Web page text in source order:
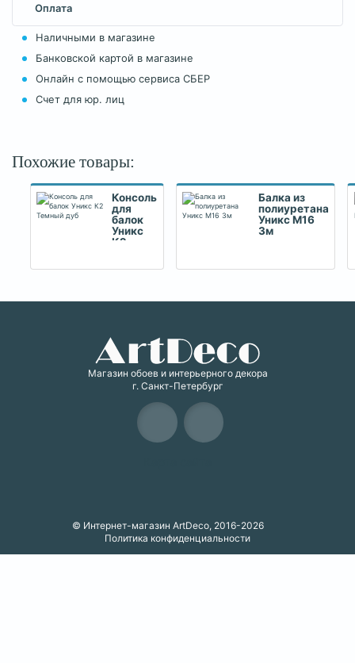
Оплата
Наличными в магазине
Банковской картой в магазине
Онлайн с помощью сервиса СБЕР
Счет для юр. лиц
Похожие товары:
Консоль
для
балок
Уникс
К2
Балка из
полиуретана
Уникс М16
3м
Магазин обоев и интерьерного декора
г. Санкт-Петербург
© Интернет-магазин ArtDeco, 2016-2026
Политика конфиденциальности